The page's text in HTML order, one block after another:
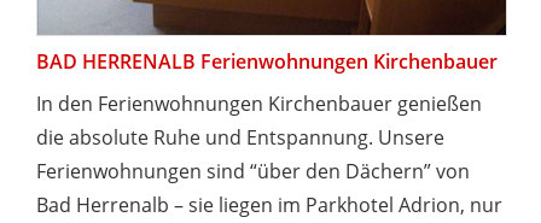
BAD HERRENALB Ferienwohnungen Kirchenbauer
In den Ferienwohnungen Kirchenbauer genießen
die absolute Ruhe und Entspannung. Unsere
Ferienwohnungen sind “über den Dächern” von
Bad Herrenalb – sie liegen im Parkhotel Adrion, nur